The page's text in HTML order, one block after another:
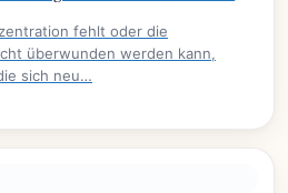
fehlt oder die
überwunden werden kann,
sich neu…